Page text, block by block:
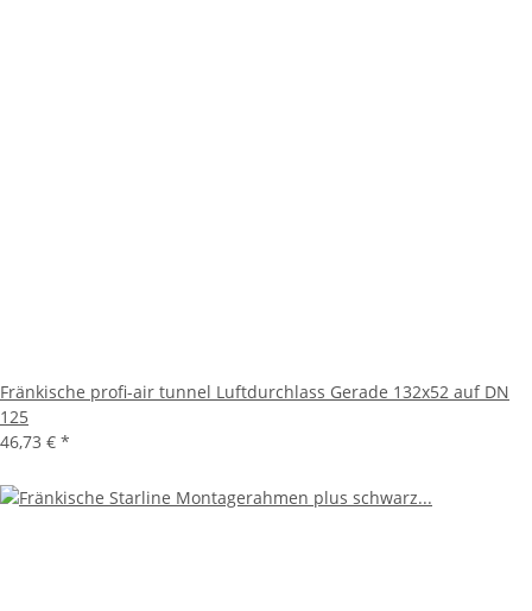
Fränkische profi-air tunnel Luftdurchlass Gerade 132x52 auf DN
125
46,73 € *